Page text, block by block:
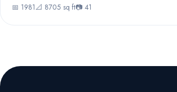
📅 1981📐 8705 sq ft📷 41